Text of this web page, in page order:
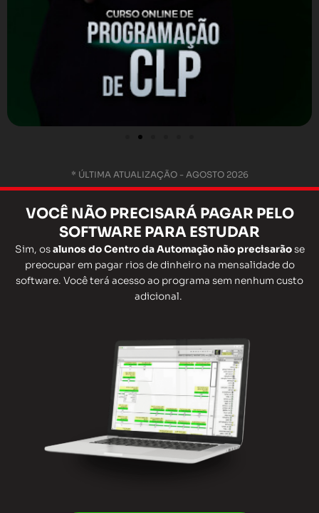
* ÚLTIMA ATUALIZAÇÃO - AGOSTO 2026
VOCÊ NÃOPRECISARÁ PAGAR PELO
SOFTWARE PARA ESTUDAR
Sim, osalunos do Centro da Automação não precisarãose
preocupar em pagar rios de dinheiro na mensalidade do
software. Você terá acesso ao programa sem nenhum custo
adicional.